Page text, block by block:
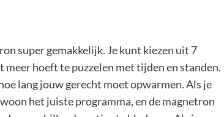
super gemakkelijk. Je kunt kiezen uit 7
hoeft te puzzelen met tijden en standen.
lang jouw gerecht moet opwarmen. Als je
het juiste programma, en de magnetron